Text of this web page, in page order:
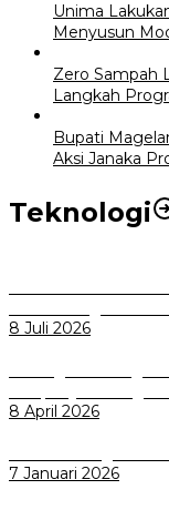
Unima
Menyusun
Zero Sampah
Langkah
Bupati
Aksi Janaka
Teknologi
8 Juli 2026
8 April 2026
7 Januari 2026